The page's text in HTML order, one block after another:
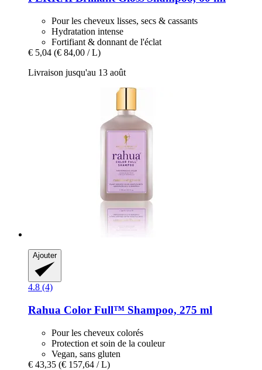
Pour les cheveux lisses, secs & cassants
Hydratation intense
Fortifiant & donnant de l'éclat
€ 5,04 (€ 84,00 / L)
Livraison jusqu'au 13 août
Ajouter
4.8 (4)
Rahua Color Full™ Shampoo, 275 ml
Pour les cheveux colorés
Protection et soin de la couleur
Vegan, sans gluten
€ 43,35 (€ 157,64 / L)